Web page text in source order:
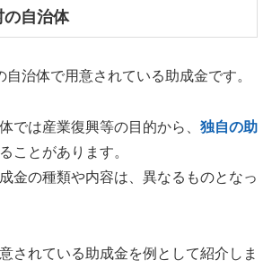
の自治体
自治体で用意されている助成金です。
では産業復興等の目的から、 独自の助
ことがあります。
金の種類や内容は、異なるものとなっ
されている助成金を例として紹介しま